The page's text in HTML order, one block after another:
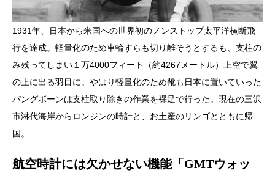
1931年、日本から米国への世界初のノンストップ太平洋横断飛
行を達成。軽量化のため車輪すらも切り離そうとするも、支柱の
み残ってしまい１万4000フィート（約4267メートル）上空で翼
の上に出る羽目に。やはり軽量化のため靴も日本に置いていった
パングボーンは支柱取り除きの作業を裸足で行った。現在の三沢
市淋代海岸からロンジンの時計と、お土産のリンゴとともに帰
国。
航空時計には欠かせない機能「 GMTウォッ